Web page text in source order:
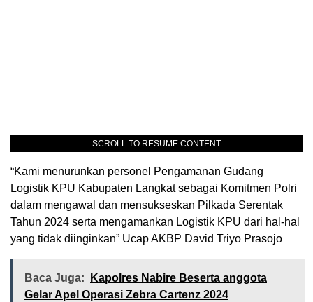
SCROLL TO RESUME CONTENT
“Kami menurunkan personel Pengamanan Gudang
Logistik KPU Kabupaten Langkat sebagai Komitmen Polri
dalam mengawal dan mensukseskan Pilkada Serentak
Tahun 2024 serta mengamankan Logistik KPU dari hal-hal
yang tidak diinginkan” Ucap AKBP David Triyo Prasojo
Baca Juga:
Kapolres Nabire Beserta anggota
Gelar Apel Operasi Zebra Cartenz 2024